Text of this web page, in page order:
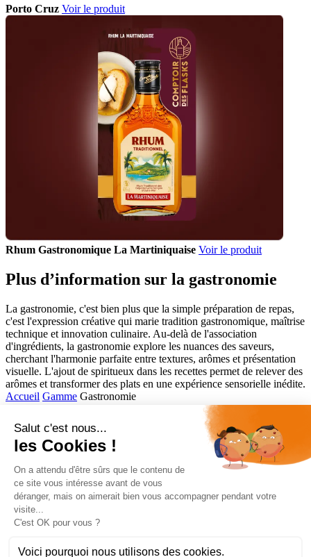
Porto Cruz Voir le produit
Rhum Gastronomique La Martiniquaise Voir le produit
Plus d’information sur la gastronomie
La gastronomie, c'est bien plus que la simple préparation de repas,
c'est l'expression créative qui marie tradition gastronomique, maîtrise
technique et innovation culinaire. Au-delà de l'association
d'ingrédients, la gastronomie explore les nuances des saveurs,
cherchant l'harmonie parfaite entre textures, arômes et présentation
visuelle. L'ajout de spiritueux dans les recettes permet de relever des
arômes et transformer des plats en une expérience sensorielle inédite.
Accueil Gamme Gastronomie
Accès rapide
Gamme
Gastronomie
Informations
Mentions légales
Politique de confidentialité
Ce site est protégé par le reCAPTCHA Google.